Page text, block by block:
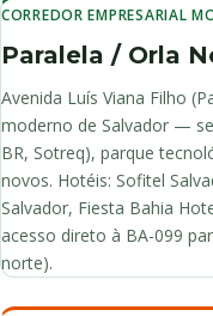
CORREDOR EMPRESARIAL
Paralela / Orla
Avenida Luís Viana Filho
moderno de Salvador —
BR, Sotreq), parque
novos. Hotéis: Sofitel
Salvador, Fiesta Bahia
acesso direto à BA-099
norte).